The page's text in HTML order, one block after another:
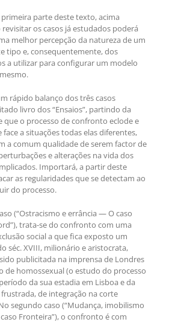
primeira parte deste texto, acima
os casos já estudados poderá
melhor percepção da natureza de um
tipo e, consequentemente, dos
a utilizar para configurar um modelo
rápido balanço dos três casos
livro dos “Ensaios”, partindo da
que o processo de confronto eclode e
face a situações todas elas diferentes,
a comum qualidade de serem factor de
e alterações na vida dos
Importará, a partir deste
as regularidades que se detectam ao
do processo.
(“Ostracismo e errância — O caso
trata-se do confronto com uma
social a que fica exposto um
séc. XVIII, milionário e aristocrata,
publicitada na imprensa de Londres
de homossexual (o estudo do processo
da sua estadia em Lisboa e da
de integração na corte
segundo caso (“Mudança, imobilismo
Fronteira”), o confronto é com